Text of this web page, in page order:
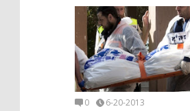
0 6-20-2013